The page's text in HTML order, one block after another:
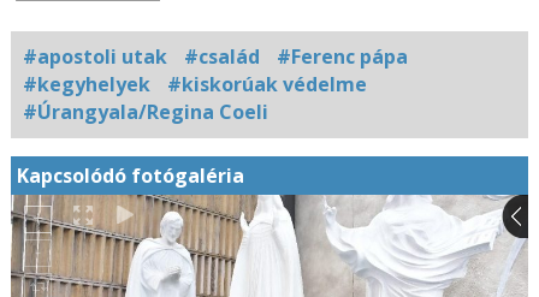
#apostoli utak #család
#Ferenc pápa
#kegyhelyek
#kiskorúak védelme
#Úrangyala/Regina Coeli
Kapcsolódó fotógaléria